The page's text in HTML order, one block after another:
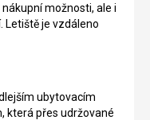
možnosti, ale i
Letiště je vzdáleno
ubytovacím
která přes udržované